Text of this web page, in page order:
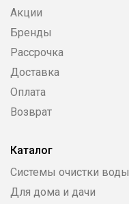
Акции
Бренды
Рассрочка
Доставка
Оплата
Возврат
Каталог
Системы очистки воды
Для дома и дачи